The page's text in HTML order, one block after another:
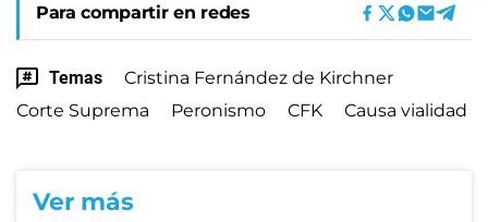
Para compartir en redes
Temas
Cristina Fernández de Kirchner
Corte Suprema
Peronismo CFK Causa vialidad
Ver más